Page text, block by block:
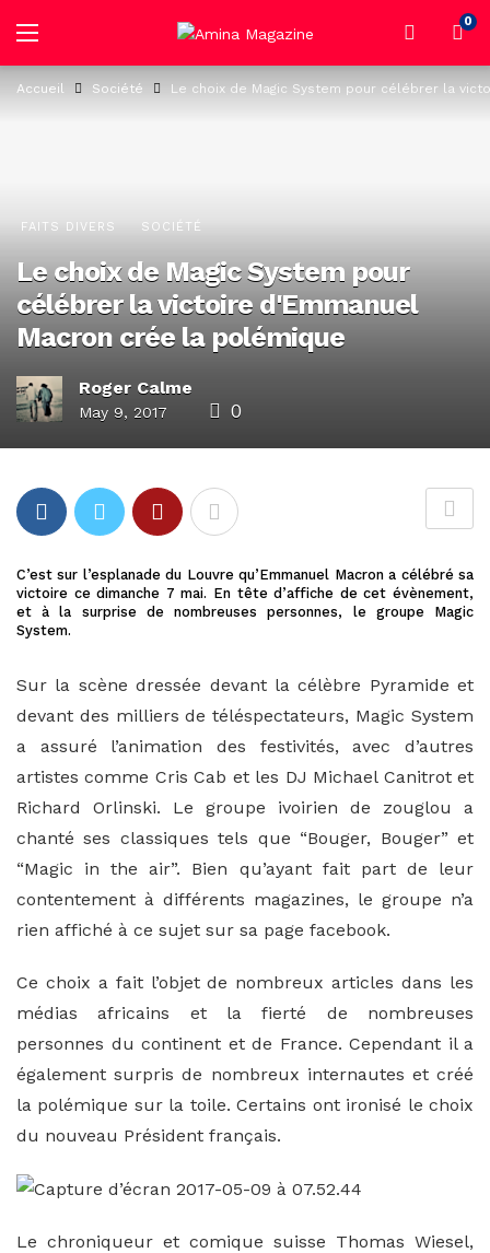
0
Accueil Société Le choix de Magic System pour célébrer la
FAITS DIVERS SOCIÉTÉ
Le choix de Magic System pour
célébrer la victoire d'Emmanuel
Macron crée la polémique
Roger Calme
May 9, 2017 0
C’est sur l’esplanade du Louvre qu’Emmanuel Macron a célébré sa
victoire ce dimanche 7 mai. En tête d’affiche de cet évènement,
et à la surprise de nombreuses personnes, le groupe Magic
System.
Sur la scène dressée devant la célèbre Pyramide et
devant des milliers de téléspectateurs, Magic System
a assuré l’animation des festivités, avec d’autres
artistes comme Cris Cab et les DJ Michael Canitrot et
Richard Orlinski. Le groupe ivoirien de zouglou a
chanté ses classiques tels que “Bouger, Bouger” et
“Magic in the air”. Bien qu’ayant fait part de leur
contentement à différents magazines, le groupe n’a
rien affiché à ce sujet sur sa page facebook.
Ce choix a fait l’objet de nombreux articles dans les
médias africains et la fierté de nombreuses
personnes du continent et de France. Cependant il a
également surpris de nombreux internautes et créé
la polémique sur la toile. Certains ont ironisé le choix
du nouveau Président français.
Le chroniqueur et comique suisse Thomas Wiesel,